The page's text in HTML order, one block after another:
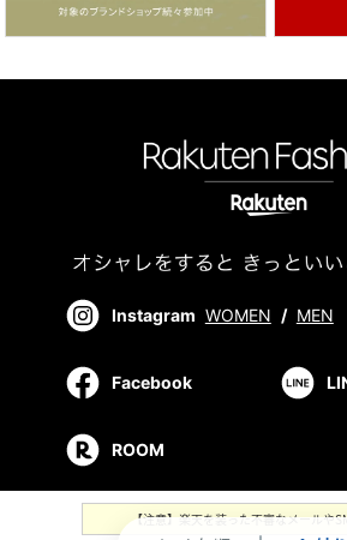
Instagram WOMEN / MEN
Facebook
ROOM
【注意】楽天を装った不審なメールや